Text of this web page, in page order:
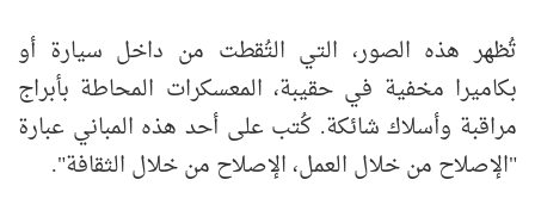
تُظهر هذه الصور، التي التُقطت من داخل سيارة أو
بكاميرا مخفية في حقيبة، المعسكرات المحاطة بأبراج
مراقبة وأسلاك شائكة. كُتب على أحد هذه المباني عبارة
"الإصلاح من خلال العمل، الإصلاح من خلال الثقافة".